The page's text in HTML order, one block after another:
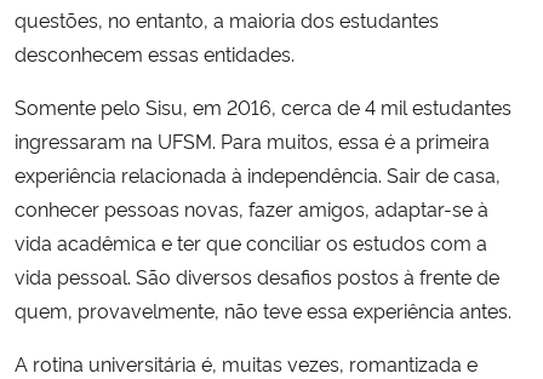
Controladoria-Geral da União
Secretaria-Geral
Secretaria de Governo
Gabinete de Segurança Institucional
questões, no entanto, a maioria dos estudantes
desconhecem essas entidades.
Somente pelo Sisu, em 2016, cerca de 4 mil estudantes
ingressaram na UFSM. Para muitos, essa é a primeira
experiência relacionada à independência. Sair de casa,
conhecer pessoas novas, fazer amigos, adaptar-se à
vida acadêmica e ter que conciliar os estudos com a
vida pessoal. São diversos desafios postos à frente de
quem, provavelmente, não teve essa experiência antes.
A rotina universitária é, muitas vezes, romantizada e